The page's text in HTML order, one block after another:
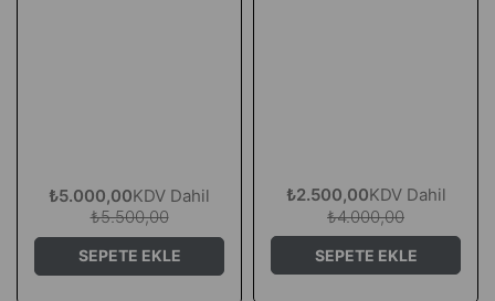
₺5.000,00KDV Dahil
₺5.500,00
SEPETE EKLE
₺2.500,00KDV Dahil
₺4.000,00
SEPETE EKLE